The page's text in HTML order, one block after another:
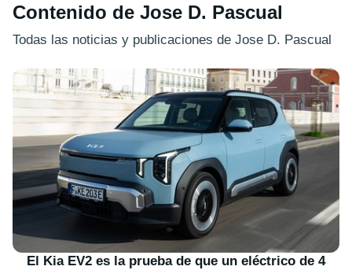
Contenido de Jose D. Pascual
Todas las noticias y publicaciones de Jose D. Pascual
El Kia EV2 es la prueba de que un eléctrico de 4